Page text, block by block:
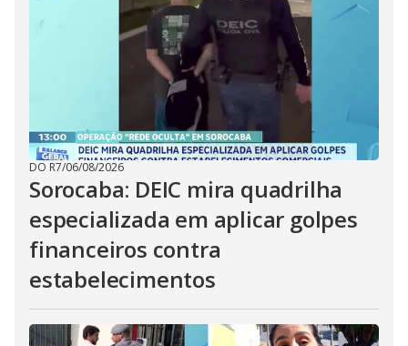
DO R7/06/08/2026
Sorocaba: DEIC mira quadrilha
especializada em aplicar golpes
financeiros contra
estabelecimentos